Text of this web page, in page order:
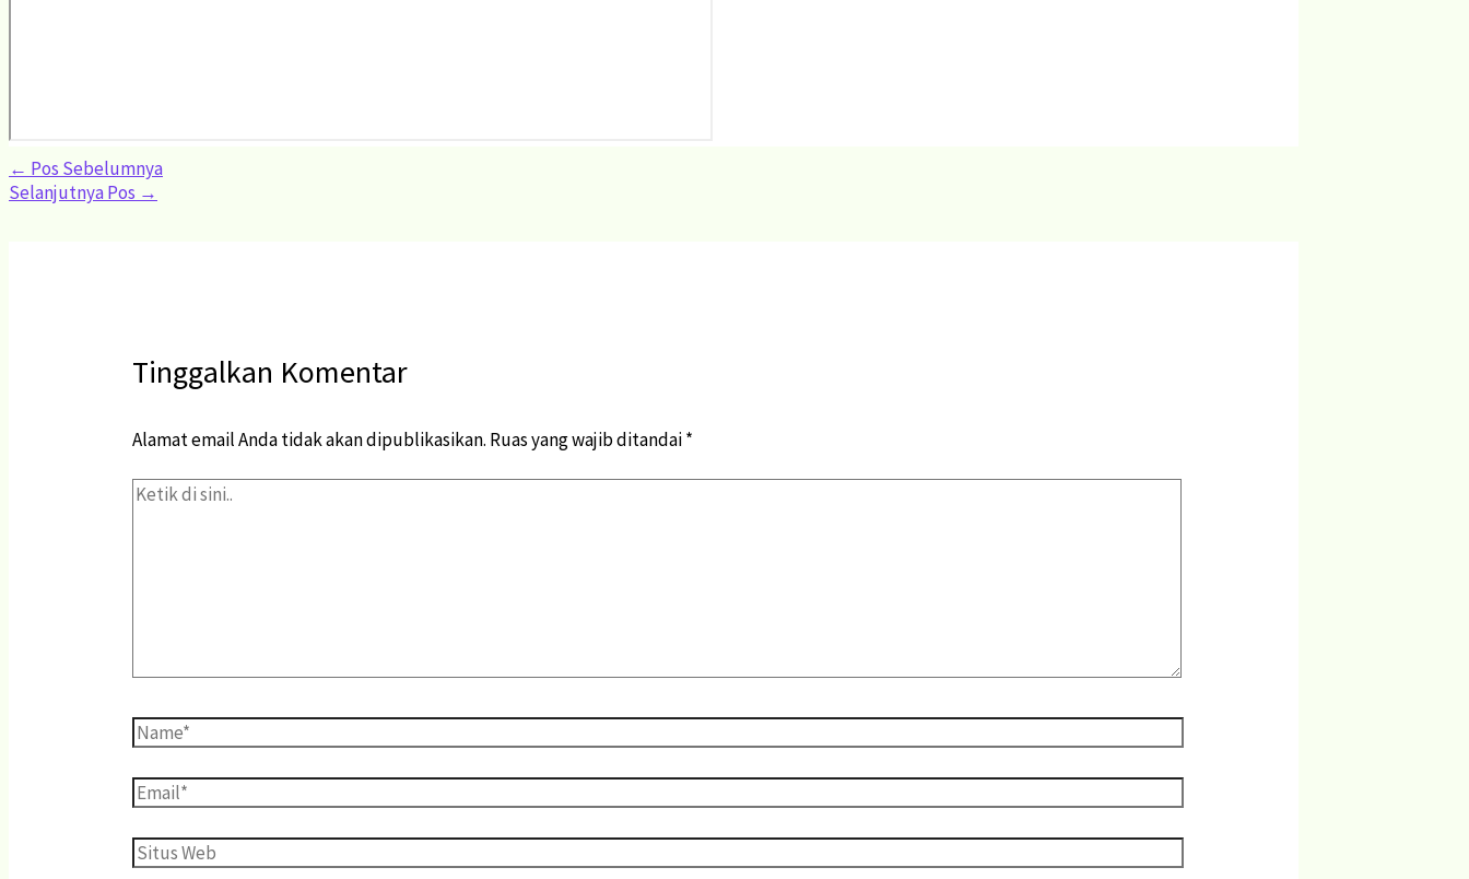
← Pos Sebelumnya
Selanjutnya Pos →
Tinggalkan Komentar
Alamat email Anda tidak akan dipublikasikan. Ruas yang wajib ditandai*